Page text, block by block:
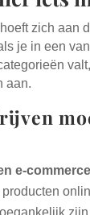
zich aan
je in een
aan.
e-